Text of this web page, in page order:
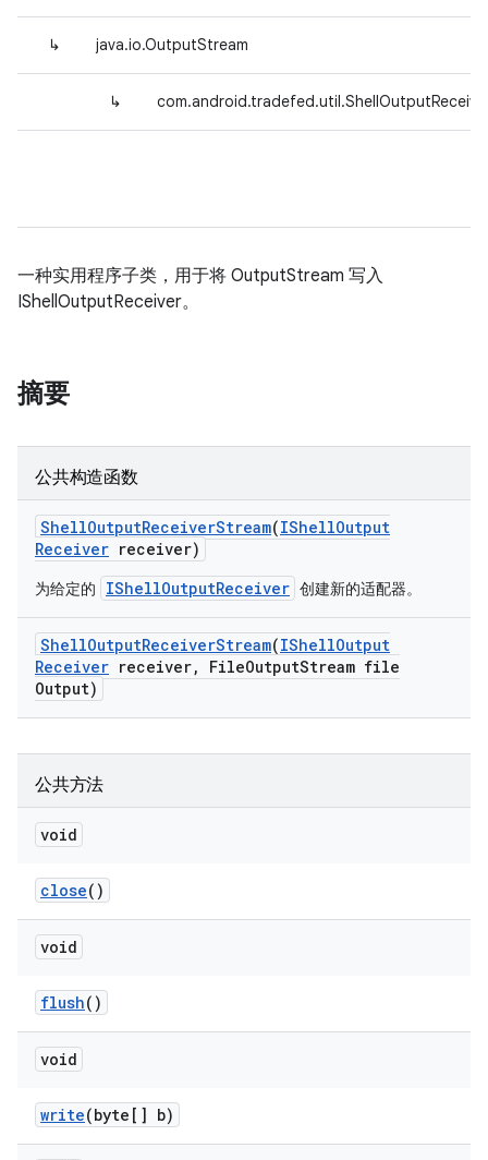
↳ java.io.OutputStream
↳
一种实用程序子类，用于将 OutputStream 写入
IShellOutputReceiver。
摘要
公共构造函数
ShellOutputReceiverStream(IShellOutput
Receiver receiver)
为给定的 IShellOutputReceiver 创建新的适配器。
ShellOutputReceiverStream(IShellOutput
Receiver receiver, FileOutputStream file
Output)
公共方法
void
close()
void
flush()
void
write(byte[] b)